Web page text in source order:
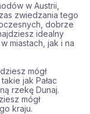
w Austrii,
zwiedzania tego
dobrze
idealny
miastach, jak i na
mógł
jak Pałac
rzekę Dunaj.
mógł
kraju.